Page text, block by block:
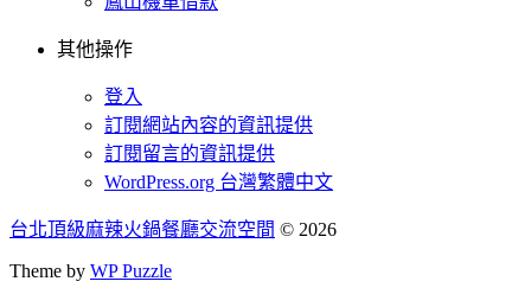
其他操作
登入
訂閱網站內容的資訊提供
訂閱留言的資訊提供
WordPress.org 台灣繁體中文
台北頂級麻辣火鍋餐廳交流空間 © 2026
Theme by WP Puzzle